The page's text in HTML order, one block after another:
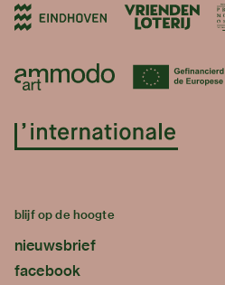
blijf op de hoogte
nieuwsbrief
facebook